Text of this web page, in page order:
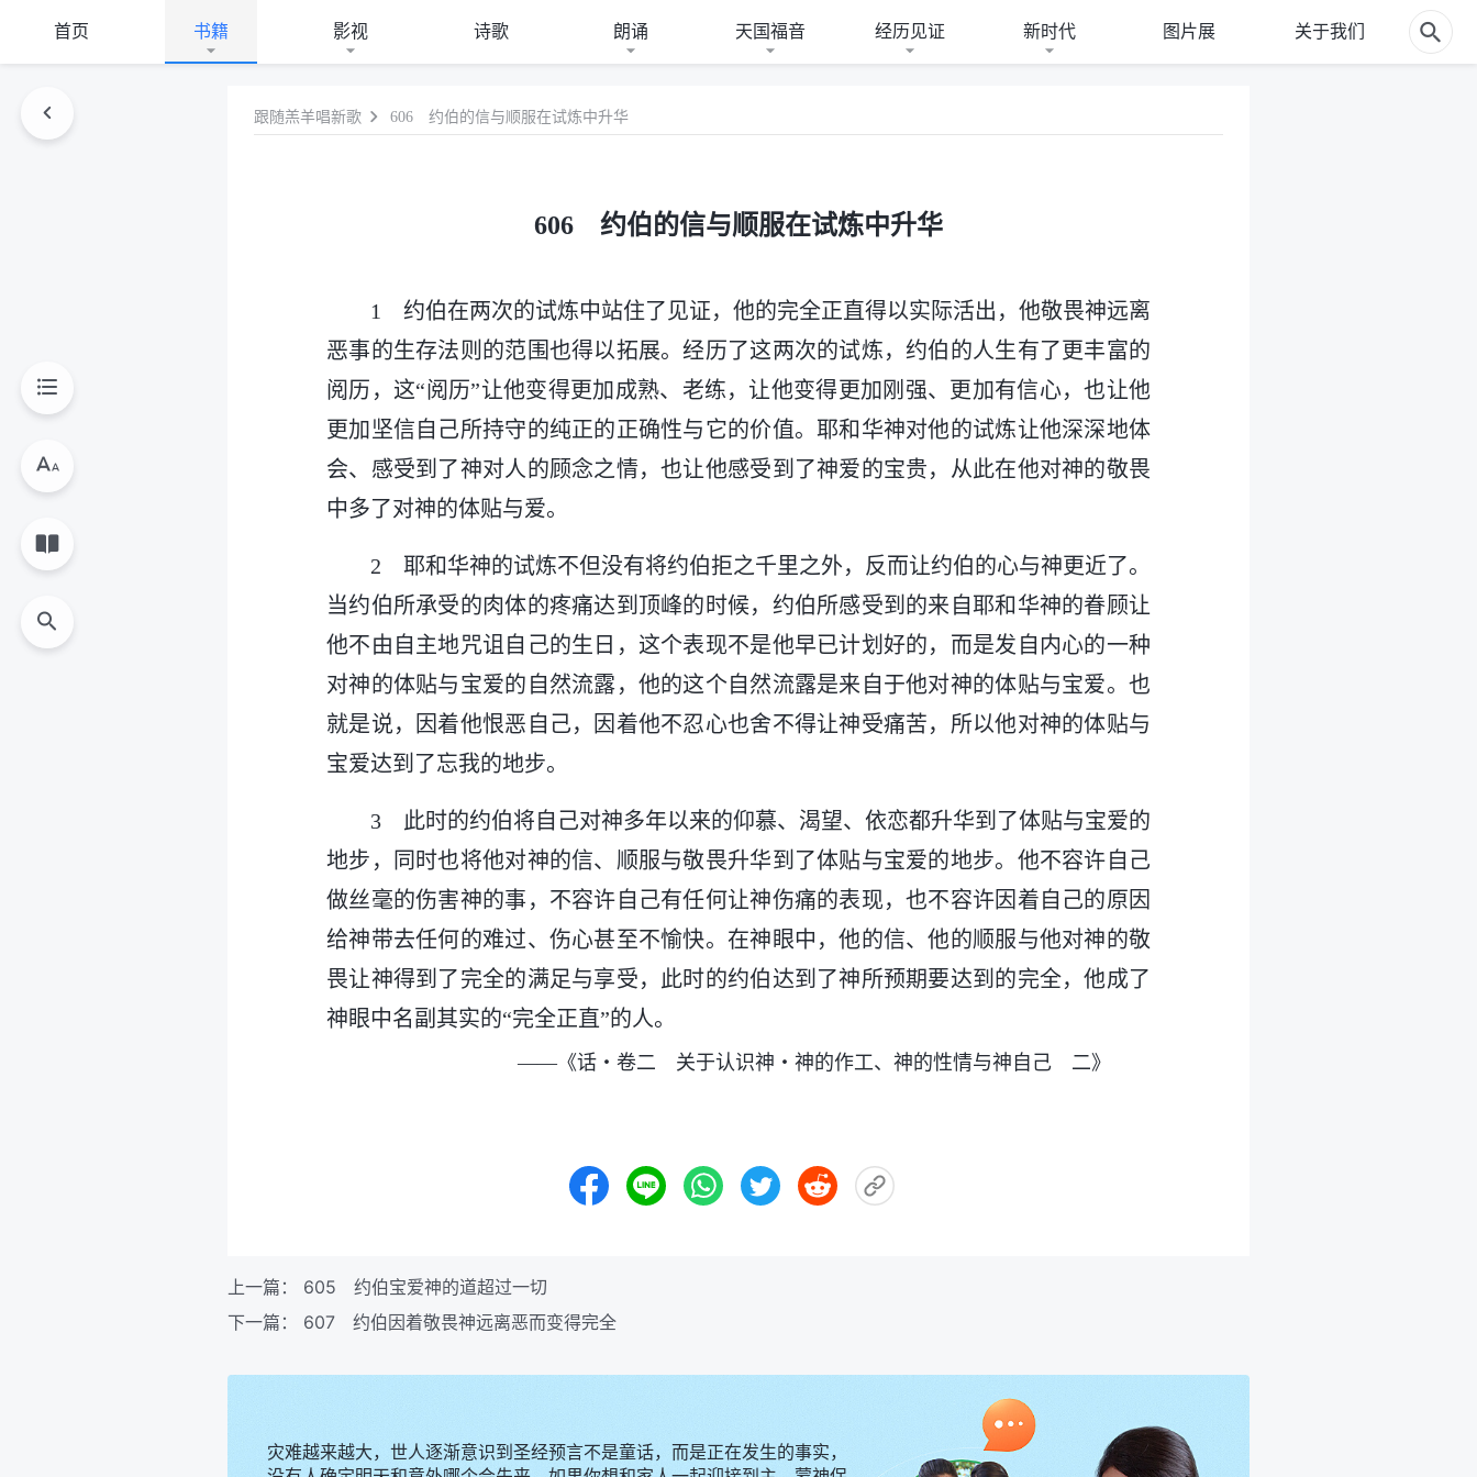
首页 书籍 影视 诗歌 朗诵 天国福音 经历见证 新时代 图片展 关于我们
跟随羔羊唱新歌 606 约伯的信与顺服在试炼中升华
606 约伯的信与顺服在试炼中升华
1 约伯在两次的试炼中站住了见证，他的完全正直得以实际活出，他敬畏神远离
恶事的生存法则的范围也得以拓展。经历了这两次的试炼，约伯的人生有了更丰富的
阅历，这“阅历”让他变得更加成熟、老练，让他变得更加刚强、更加有信心，也让他
更加坚信自己所持守的纯正的正确性与它的价值。耶和华神对他的试炼让他深深地体
会、感受到了神对人的顾念之情，也让他感受到了神爱的宝贵，从此在他对神的敬畏
中多了对神的体贴与爱。
2 耶和华神的试炼不但没有将约伯拒之千里之外，反而让约伯的心与神更近了。
当约伯所承受的肉体的疼痛达到顶峰的时候，约伯所感受到的来自耶和华神的眷顾让
他不由自主地咒诅自己的生日，这个表现不是他早已计划好的，而是发自内心的一种
对神的体贴与宝爱的自然流露，他的这个自然流露是来自于他对神的体贴与宝爱。也
就是说，因着他恨恶自己，因着他不忍心也舍不得让神受痛苦，所以他对神的体贴与
宝爱达到了忘我的地步。
3 此时的约伯将自己对神多年以来的仰慕、渴望、依恋都升华到了体贴与宝爱的
地步，同时也将他对神的信、顺服与敬畏升华到了体贴与宝爱的地步。他不容许自己
做丝毫的伤害神的事，不容许自己有任何让神伤痛的表现，也不容许因着自己的原因
给神带去任何的难过、伤心甚至不愉快。在神眼中，他的信、他的顺服与他对神的敬
畏让神得到了完全的满足与享受，此时的约伯达到了神所预期要达到的完全，他成了
神眼中名副其实的“完全正直”的人。
——《话・卷二 关于认识神・神的作工、神的性情与神自己 二》
上一篇： 605 约伯宝爱神的道超过一切
下一篇： 607 约伯因着敬畏神远离恶而变得完全
灾难越来越大，世人逐渐意识到圣经预言不是童话，而是正在发生的事实，